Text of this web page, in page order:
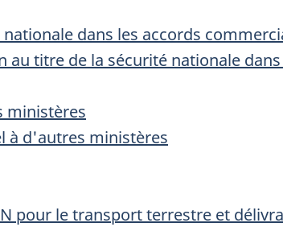
dans les accords
titre de la sécurité nationale
ministères
à d'autres ministères
pour le transport terrestre et